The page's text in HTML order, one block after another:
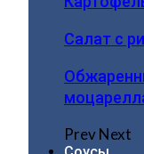
Салат с
PrevNext